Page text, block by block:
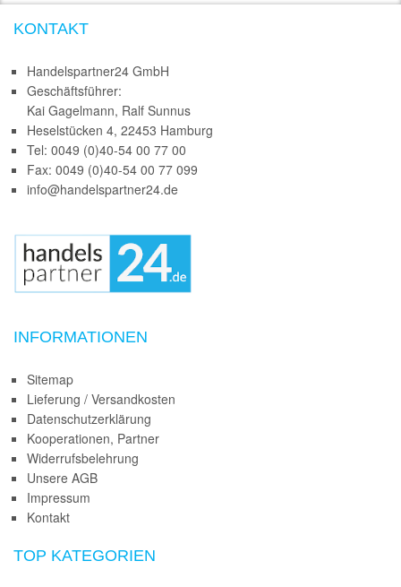
KONTAKT
Handelspartner24 GmbH
Geschäftsführer:
Kai Gagelmann, Ralf Sunnus
Heselstücken 4, 22453 Hamburg
Tel: 0049 (0)40-54 00 77 00
Fax: 0049 (0)40-54 00 77 099
info@handelspartner24.de
INFORMATIONEN
Sitemap
Lieferung / Versandkosten
Datenschutzerklärung
Kooperationen, Partner
Widerrufsbelehrung
Unsere AGB
Impressum
Kontakt
TOP KATEGORIEN